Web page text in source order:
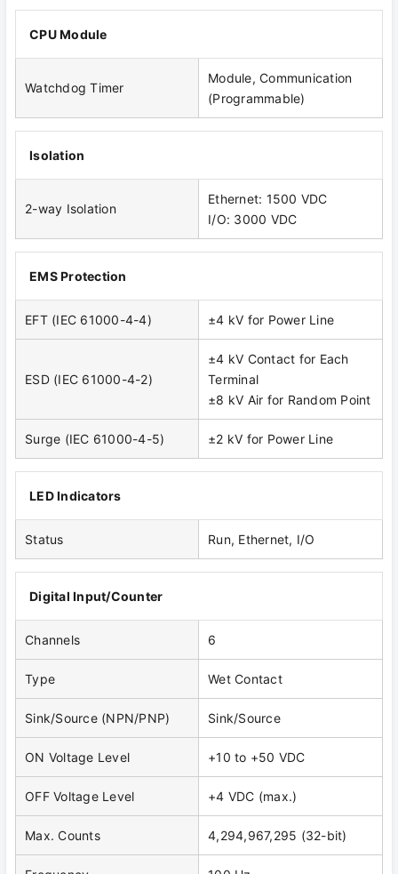
CPU Module
Watchdog Timer
Module, Communication
(Programmable)
Isolation
2-way Isolation
Ethernet: 1500 VDC
I/O: 3000 VDC
EMS Protection
EFT (IEC 61000-4-4) ±4 kV for Power Line
ESD (IEC 61000-4-2)
±4 kV Contact for Each
Terminal
±8 kV Air for Random Point
Surge (IEC 61000-4-5) ±2 kV for Power Line
LED Indicators
Status Run, Ethernet, I/O
Digital Input/Counter
Channels 6
Type Wet Contact
Sink/Source (NPN/PNP) Sink/Source
ON Voltage Level +10 to +50 VDC
OFF Voltage Level +4 VDC (max.)
Max. Counts 4,294,967,295 (32-bit)